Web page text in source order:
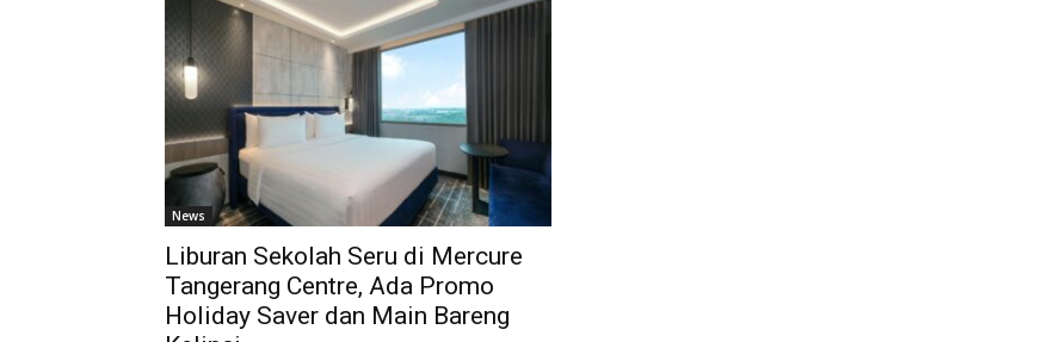
News
Liburan Sekolah Seru di Mercure
Tangerang Centre, Ada Promo
Holiday Saver dan Main Bareng